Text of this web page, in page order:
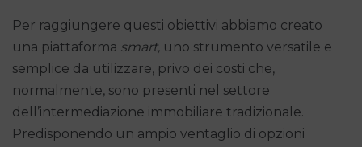
Per raggiungere questi obiettivi abbiamo creato
una piattaforma smart, uno strumento versatile e
semplice da utilizzare, privo dei costi che,
normalmente, sono presenti nel settore
dell’intermediazione immobiliare tradizionale.
Predisponendo un ampio ventaglio di opzioni